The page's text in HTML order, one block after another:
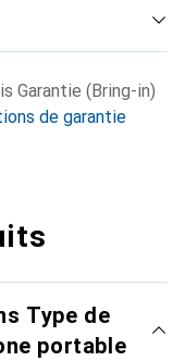
Garantie (Bring-in)
de garantie
Type de
portable